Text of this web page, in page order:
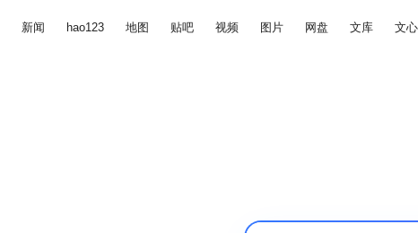
新闻 hao123 地图 贴吧 视频 图片 网盘 文库 文心